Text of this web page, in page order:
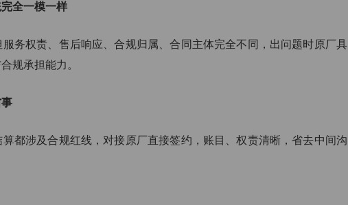
全一模一样
权责、售后响应、合规归属、合同主体完全不同，出问题时原厂具
规承担能力。
涉及合规红线，对接原厂直接签约，账目、权责清晰，省去中间沟